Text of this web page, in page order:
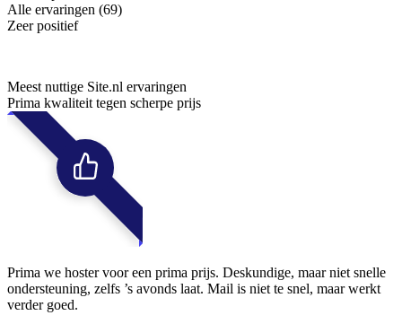
Alle ervaringen (69)
Zeer positief
Meest nuttige Site.nl ervaringen
Prima kwaliteit tegen scherpe prijs
Prima we hoster voor een prima prijs. Deskundige, maar niet snelle
ondersteuning, zelfs ’s avonds laat. Mail is niet te snel, maar werkt
verder goed.